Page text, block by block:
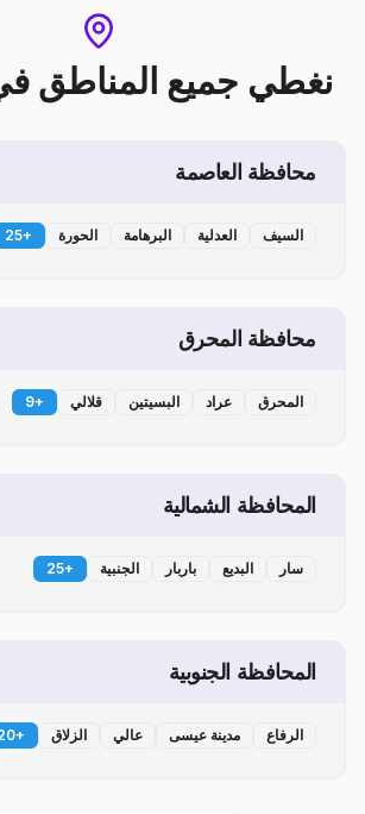
نغطي جميع المناطق
محافظة العاصمة
السيف العدلية البرهامة الحورة +
25
محافظة المحرق
المحرق عراد البسيتين قلالي +
9
المحافظة الشمالية
سار البديع باربار الجنبية +
25
المحافظة الجنوبية
الرفاع مدينة عيسى عالي الزلاق +